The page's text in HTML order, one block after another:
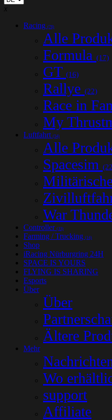
x
Racing (78)
Alle
Formula (17)
GT (16)
Rallye (22)
Race in
My
Luftfahrt (54)
Alle
Spacesim
War
Controller (33)
Farming / Trucking (14)
Shop
iRacing Nürburgring 24H
SPACE IS YOURS
FLYING IS SHARING
Esports
Über
Über
Ältere
Mehr
Wo
support
Affiliate